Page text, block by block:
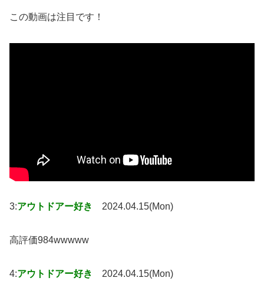
この動画は注目です！
3:アウトドアー好き 2024.04.15(Mon)
高評価984wwwww
4:アウトドアー好き 2024.04.15(Mon)